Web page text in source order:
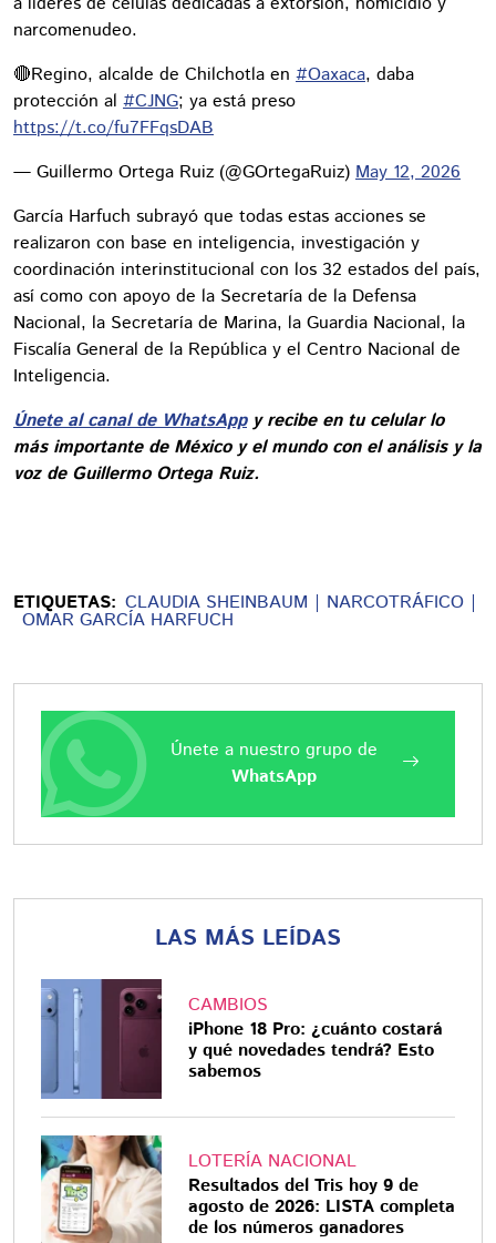
narcomenudeo.
🔴Regino, alcalde de Chilchotla en #Oaxaca, daba
protección al #CJNG; ya está preso
https://t.co/fu7FFqsDAB
— Guillermo Ortega Ruiz (@GOrtegaRuiz) May 12, 2026
García Harfuch subrayó que todas estas acciones se
realizaron con base en inteligencia, investigación y
coordinación interinstitucional con los 32 estados del país,
así como con apoyo de la Secretaría de la Defensa
Nacional, la Secretaría de Marina, la Guardia Nacional, la
Fiscalía General de la República y el Centro Nacional de
Inteligencia.
Únete al canal de WhatsAppy recibe en tu celular lo
más importante de México y el mundo con el análisis y la
voz de Guillermo Ortega Ruiz.
ETIQUETAS: CLAUDIA SHEINBAUM NARCOTRÁFICO
OMAR GARCÍA HARFUCH
Únete a nuestro grupo de
WhatsApp
LAS MÁS LEÍDAS
CAMBIOS
iPhone 18 Pro: ¿cuánto costará
y qué novedades tendrá? Esto
sabemos
LOTERÍA NACIONAL
Resultados del Tris hoy 9 de
agosto de 2026: LISTA completa
de los números ganadores